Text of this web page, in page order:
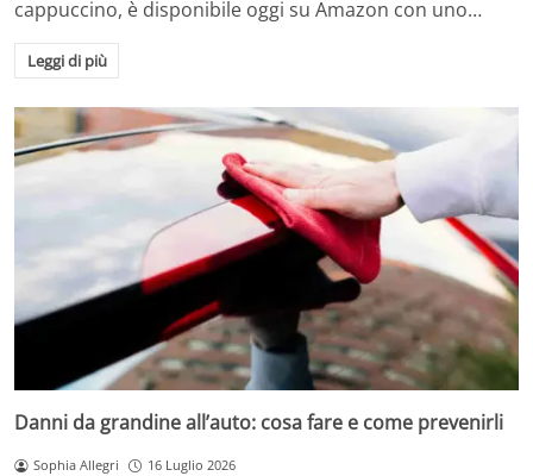
cappuccino, è disponibile oggi su Amazon con uno…
Leggi di più
Danni da grandine all’auto: cosa fare e come prevenirli
Sophia Allegri 16 Luglio 2026